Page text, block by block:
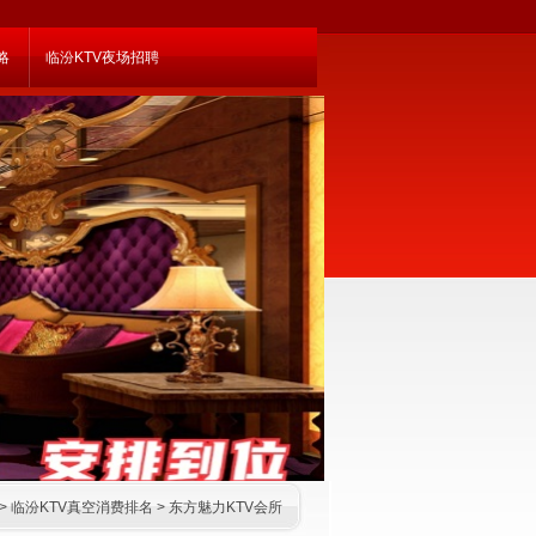
临汾KTV夜场招聘
> 临汾KTV真空消费排名 > 东方魅力KTV会所